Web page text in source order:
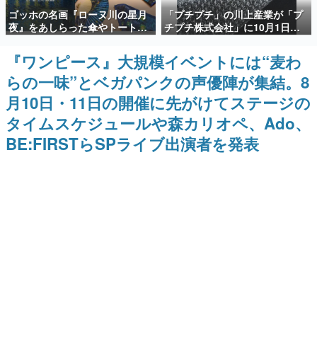
新世代に訊く
これからのデジタルゲーム市場を担う若きクリエイター達
の姿を追い、彼らのルーツと情熱を探っていきます。
ゲーム世代の作家たち
ゲームに多大な影響を受けた作家さんに取材し、ゲームが
日本のコンテンツ産業やカルチャーに与えた影響を探る企
画です。
日本モバイルゲーム産業史
日本のモバイルゲーム史における主要なトピック・タイト
ルを網羅するほか、開発者へのインタビューや識者による
解説を掲載。約20年の歴史が一望できる決定版！
ゴッホの名画『ローヌ川の星月
夜』をあしらった傘やトートバ
ッグなどが登場。8月7日21時よ
り2日間限定で予約販売
「プチプチ」の川上産業が「プ
チプチ株式会社」に10月1日よ
り社名変更へ。創業58年で初め
ての変更で、“プチッ”と鳴るお
なじみの緩衝材が会社の名前に
『ワンピース』大規模イベントには“麦わ
らの一味”とベガパンクの声優陣が集結。8
月10日・11日の開催に先がけてステージの
タイムスケジュールや森カリオペ、Ado、
BE:FIRSTらSPライブ出演者を発表